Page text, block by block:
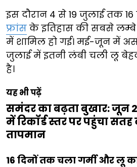
इस दौरान 4 से 19 जुलाई तक
फ्रांस के इतिहास की सबसे
में शामिल हो गई। मई-जून में
जुलाई में इतनी लंबी चली लू बेहद
है।
यह भी पढ़ें
समंदर का बढ़ता बुखार: जून
में रिकॉर्ड स्तर पर पहुंचा सतह
तापमान
16 दिनों तक चला गर्मी और लू